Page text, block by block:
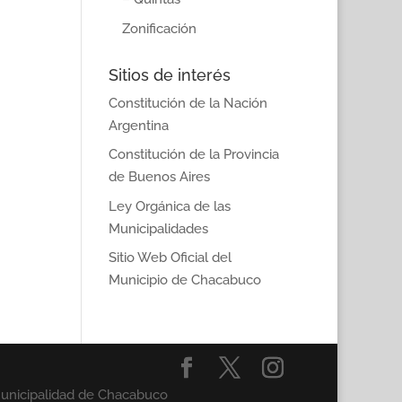
Zonificación
Sitios de interés
Constitución de la Nación
Argentina
Constitución de la Provincia
de Buenos Aires
Ley Orgánica de las
Municipalidades
Sitio Web Oficial del
Municipio de Chacabuco
de Chacabuco